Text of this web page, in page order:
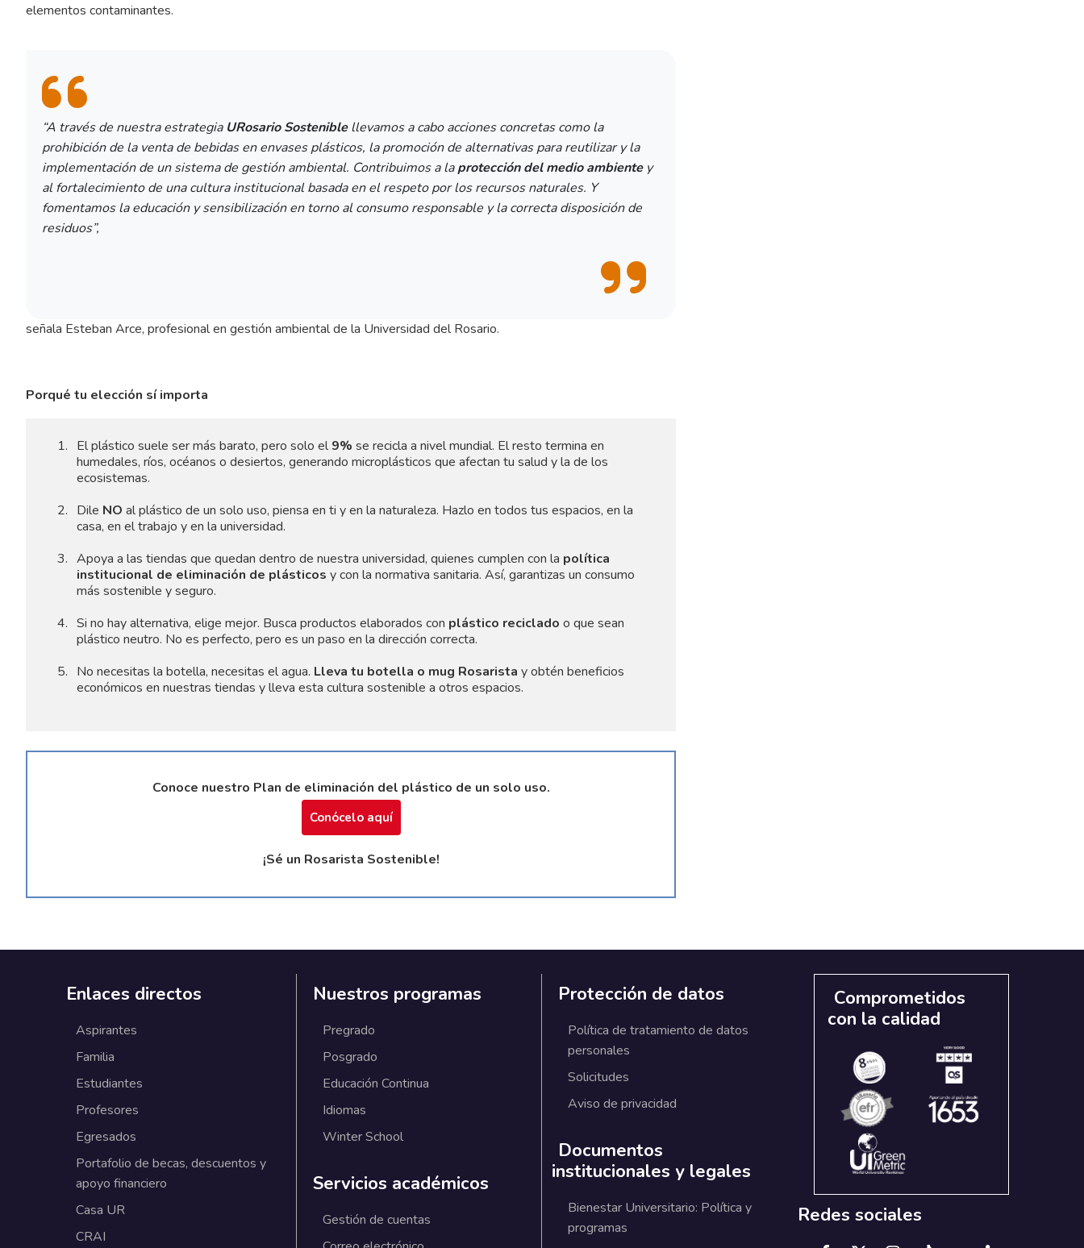
elementos contaminantes.
“A través de nuestra estrategia URosario Sosteniblellevamos a cabo acciones concretas como la
prohibición de la venta de bebidas en envases plásticos, la promoción de alternativas para reutilizar y la
implementación de un sistema de gestión ambiental. Contribuimos a laprotección del medio ambientey
al fortalecimiento de una cultura institucional basada en el respeto por los recursos naturales. Y
fomentamos la educación y sensibilización en torno al consumo responsable y la correcta disposición de
residuos”,
señala Esteban Arce, profesional en gestión ambiental de la Universidad del Rosario.
Porqué tu elección sí importa
El plástico suele ser más barato, pero solo el9% se recicla a nivel mundial. El resto termina en
humedales, ríos, océanos o desiertos, generando microplásticos que afectan tu salud y la de los
ecosistemas.
Dile NO al plástico de un solo uso, piensa en ti y en la naturaleza. Hazlo en todos tus espacios, en la
casa, en el trabajo y en la universidad.
Apoya a las tiendas que quedan dentro de nuestra universidad, quienes cumplen con la política
institucional de eliminación de plásticos y con la normativa sanitaria. Así, garantizas un consumo
más sostenible y seguro.
Si no hay alternativa, elige mejor. Busca productos elaborados con plástico reciclado o que sean
plástico neutro. No es perfecto, pero es un paso en la dirección correcta.
No necesitas la botella, necesitas el agua. Lleva tu botella o mug Rosarista y obtén beneficios
económicos en nuestras tiendas y lleva esta cultura sostenible a otros espacios.
Conoce nuestro Plan de eliminación del plástico de un solo uso.
Conócelo aquí
¡Sé un Rosarista Sostenible!
Enlaces directos
Aspirantes
Familia
Estudiantes
Profesores
Egresados
Portafolio de becas, descuentos y
apoyo financiero
Casa UR
CRAI
Nuestros programas
Pregrado
Posgrado
Educación Continua
Idiomas
Winter School
Servicios académicos
Gestión de cuentas
Protección de datos
Política de tratamiento de datos
personales
Solicitudes
Aviso de privacidad
Documentos
institucionales y legales
Bienestar Universitario: Política y
programas
Comprometidos
con la calidad
Redes sociales